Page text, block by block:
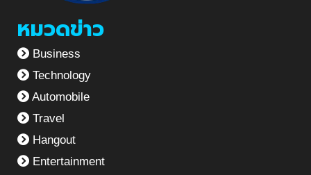
หมวดข่าว
Business
Technology
Automobile
Travel
Hangout
Entertainment